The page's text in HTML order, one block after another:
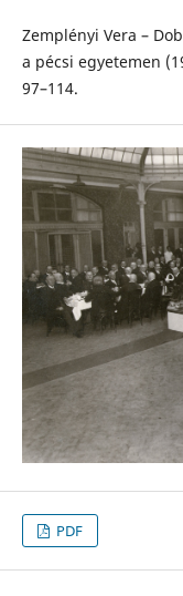
Zemplényi Vera –
a pécsi egyetemen
97–114.
PDF